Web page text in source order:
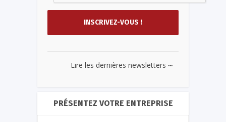
Lire les dernières newsletters ...
PRÉSENTEZ VOTRE ENTREPRISE